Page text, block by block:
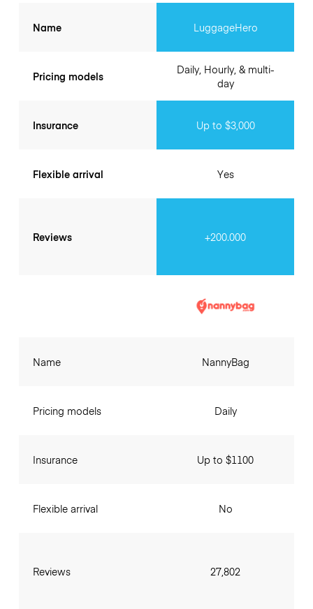
Name
Pricing models
Insurance
Flexible arrival
Reviews
LuggageHero
Daily, Hourly, & multi-
day
Up to $3,000
Yes
+200.000
Name
Pricing models
Insurance
Flexible arrival
Reviews
NannyBag
Daily
Up to $1100
No
27,802